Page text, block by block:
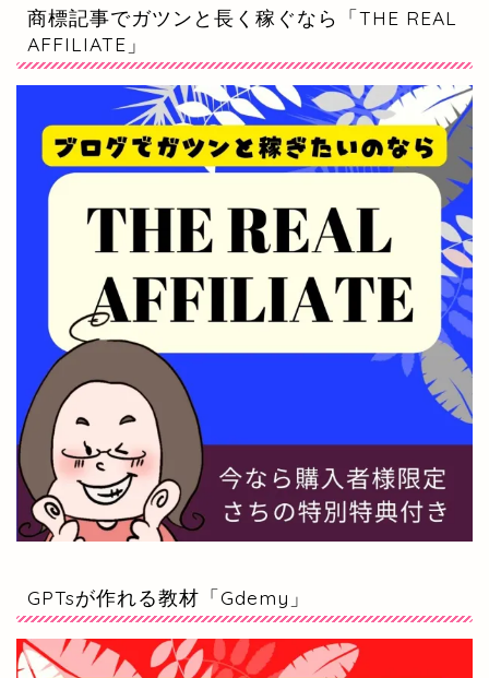
商標記事でガツンと長く稼ぐなら「THE REAL
AFFILIATE」
GPTsが作れる教材「Gdemy」